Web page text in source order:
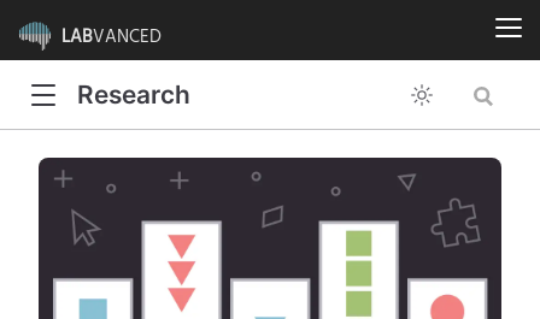
LABVANCED
Research